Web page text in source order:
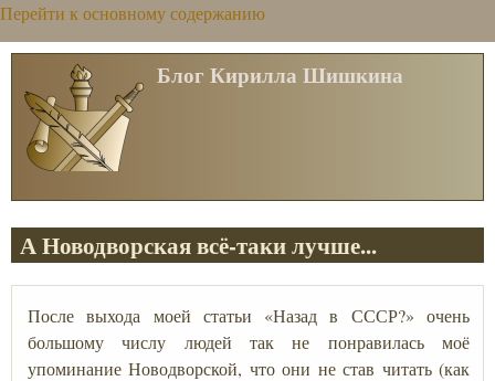
Перейти к основному содержанию
Блог Кирилла Шишкина
А Новодворская всё-таки лучше...
После выхода моей статьи «Назад в СССР?» очень
большому числу людей так не понравилась моё
упоминание Новодворской, что они не став читать (как